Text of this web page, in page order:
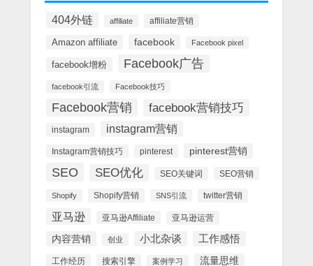
404外链 affiliate affiliate营销
Amazon affiliate facebook Facebook pixel
facebook增粉 Facebook广告
facebook引流 Facebook技巧
Facebook营销 facebook营销技巧
instagram instagram营销
Instagram营销技巧 pinterest pinterest营销
SEO SEO优化 SEO关键词 SEO营销
Shopify Shopify营销 SNS引流 twitter营销
亚马逊 亚马逊Affiliate 亚马逊运营
内容营销 创业 小北杂谈 工作感悟
工作经历 搜索引擎 案例学习 流量思维